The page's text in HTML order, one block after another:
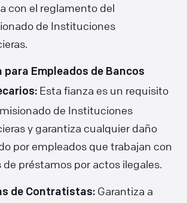
con el reglamento del
de Instituciones
para Empleados de Bancos
Esta fianza es un requisito
de Instituciones
y garantiza cualquier daño
por empleados que trabajan con
de préstamos por actos ilegales.
de Contratistas: Garantiza a